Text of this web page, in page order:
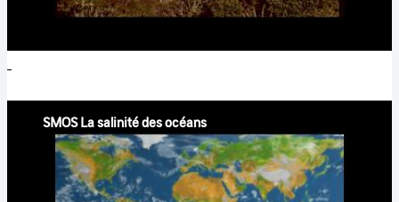
SMOS La salinité des océans